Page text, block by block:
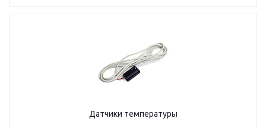
Датчики температуры